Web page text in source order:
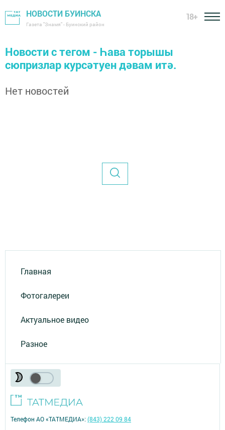
НОВОСТИ БУИНСКА
Газета "Знамя" - Буинский район
18+
Новости с тегом - Һава торышы
сюпризлар курсәтуен дәвам итә.
Нет новостей
Главная
Фотогалереи
Актуальное видео
Разное
Телефон АО «ТАТМЕДИА»:(843) 222 09 84